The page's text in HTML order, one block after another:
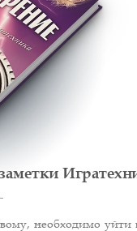
необходимо уйти